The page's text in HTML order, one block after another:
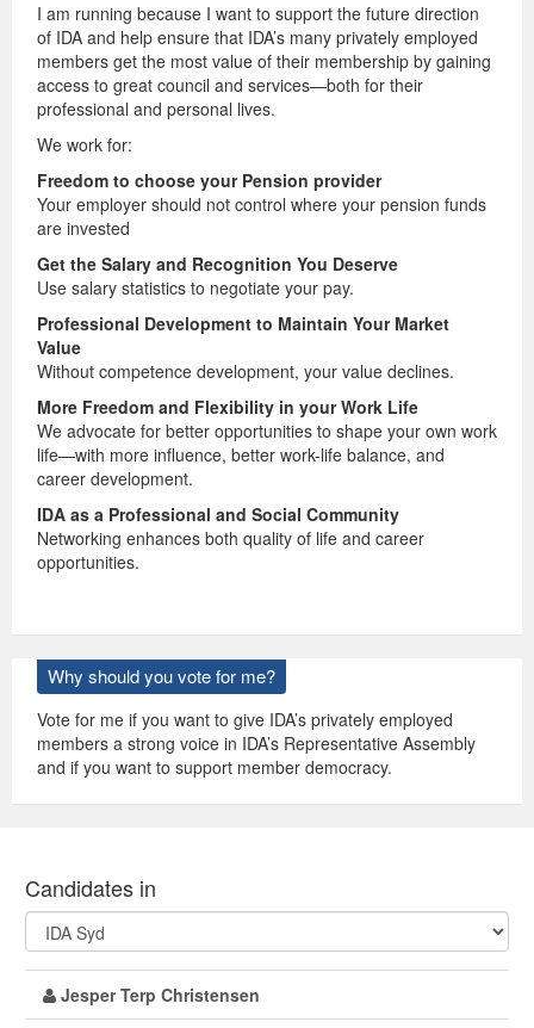
I am running because I want to support the future direction
of IDA and help ensure that IDA’s many privately employed
members get the most value of their membership by gaining
access to great council and services—both for their
professional and personal lives.
We work for:
Freedom to choose your Pension provider
Your employer should not control where your pension funds
are invested
Get the Salary and Recognition You Deserve
Use salary statistics to negotiate your pay.
Professional Development to Maintain Your Market
Value
Without competence development, your value declines.
More Freedom and Flexibility in your Work Life
We advocate for better opportunities to shape your own work
life—with more influence, better work-life balance, and
career development.
IDA as a Professional and Social Community
Networking enhances both quality of life and career
opportunities.
Why should you vote for me?
Vote for me if you want to give IDA’s privately employed
members a strong voice in IDA’s Representative Assembly
and if you want to support member democracy.
Candidates in
Jesper Terp Christensen